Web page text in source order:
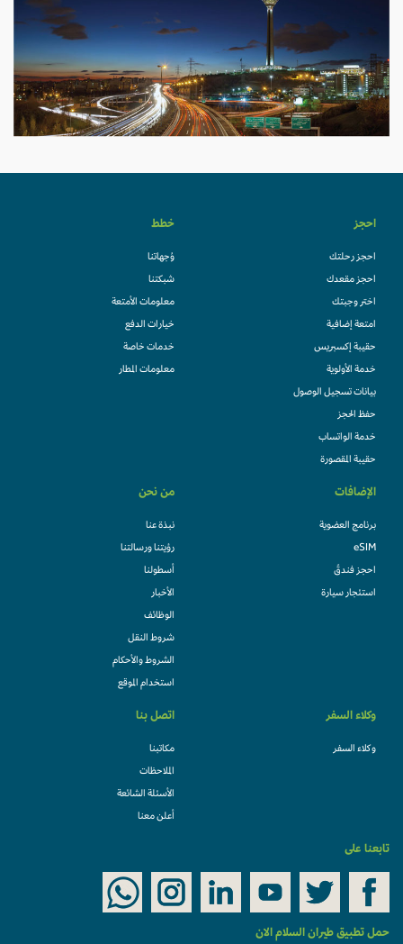
احجز
احجز رحلتك
احجز مقعدك
اختر وجبتك
امتعة إضافية
حقيبة إكسبريس
خدمة الأولوية
بيانات تسجيل الوصول
حفظ الحجز
خدمة الواتساب
حقيبة المقصورة
خطط
وُجهاتنا
شبكتنا
معلومات الأمتعة
خيارات الدفع
خدمات خاصة
معلومات المطار
الإضافات
برنامج العضوية
eSIM
احجز فندقً
استئجار سيارة
من نحن
نبذة عنا
رؤيتنا ورسالتنا
أسطولنا
الأخبار
الوظائف
شروط النقل
الشروط والأحكام
استخدام الموقع
وكلاء السفر
وكلاء السفر
اتصل بنا
مكاتبنا
الملاحظات
الأسئلة الشائعة
أعلن معنا
تابعنا على
حمل تطبيق طيران السلام الان